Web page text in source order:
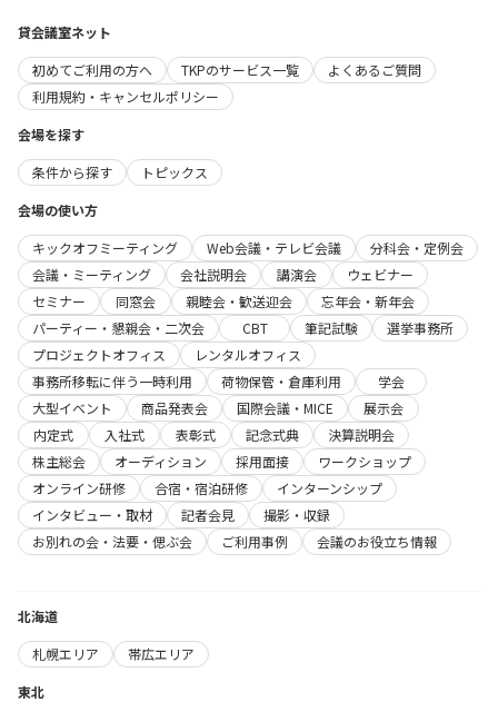
貸会議室ネット
初めてご利用の方へ
TKPのサービス一覧
よくあるご質問
利用規約・キャンセルポリシー
会場を探す
条件から探す
トピックス
会場の使い方
キックオフミーティング
Web会議・テレビ会議
分科会・定例会
会議・ミーティング
会社説明会 講演会
ウェビナー
セミナー
同窓会 親睦会・歓送迎会
忘年会・新年会
パーティー・懇親会・二次会
CBT 筆記試験
選挙事務所
プロジェクトオフィス
レンタルオフィス
事務所移転に伴う一時利用
荷物保管・倉庫利用
学会
大型イベント
商品発表会 国際会議・MICE
展示会
内定式
入社式 表彰式 記念式典
決算説明会
株主総会
オーディション 採用面接
ワークショップ
オンライン研修
合宿・宿泊研修
インターンシップ
インタビュー・取材
記者会見
撮影・収録
お別れの会・法要・偲ぶ会
ご利用事例 会議のお役立ち情報
北海道
札幌エリア
帯広エリア
東北